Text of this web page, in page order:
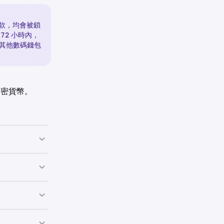
，均會被鎖
小時內，
他數碼錢包
貨幣。
國家，這與
名一致。目
這表示你
可能也會降
式、居住國